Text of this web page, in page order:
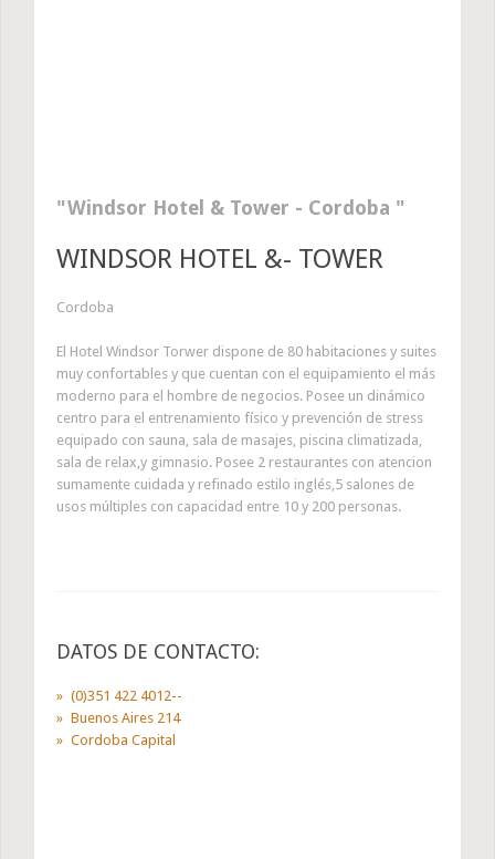
Windsor Hotel & Tower - Cordoba
WINDSOR HOTEL &- TOWER
Cordoba
El Hotel Windsor Torwer dispone de 80 habitaciones y suites
muy confortables y que cuentan con el equipamiento el más
moderno para el hombre de negocios. Posee un dinámico
centro para el entrenamiento físico y prevención de stress
equipado con sauna, sala de masajes, piscina climatizada,
sala de relax,y gimnasio. Posee 2 restaurantes con atencion
sumamente cuidada y refinado estilo inglés,5 salones de
usos múltiples con capacidad entre 10 y 200 personas.
DATOS DE CONTACTO:
(0)351 422 4012‎--
Buenos Aires 214
Cordoba Capital